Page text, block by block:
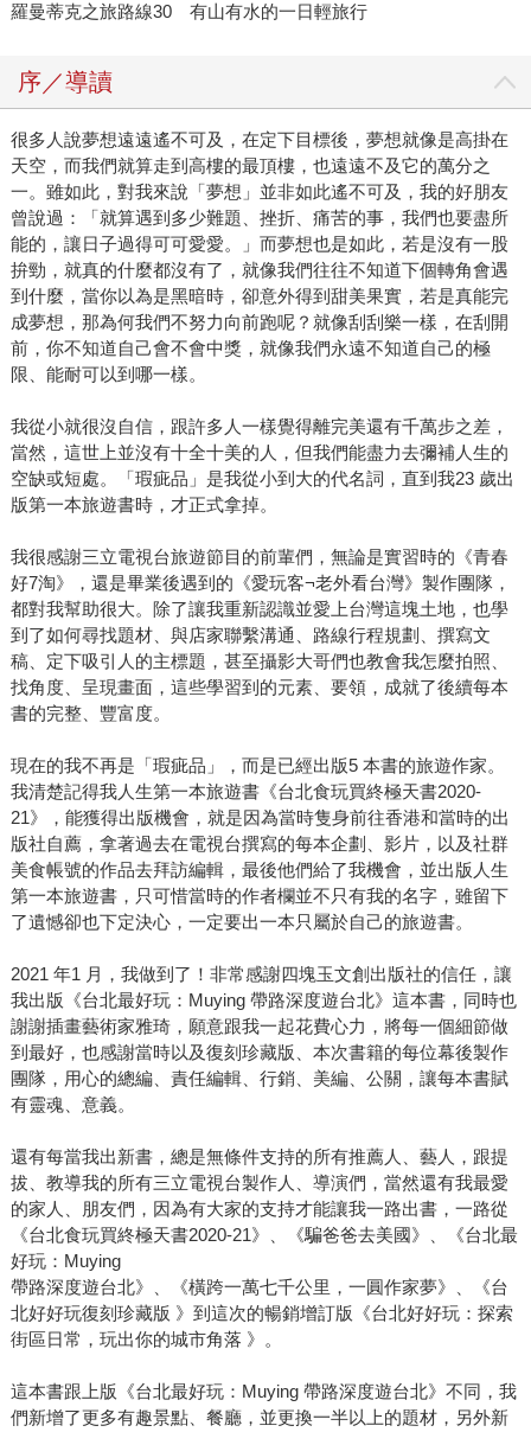
羅曼蒂克之旅路線30 有山有水的一日輕旅行
序／導讀
很多人說夢想遠遠遙不可及，在定下目標後，夢想就像是高掛在
天空，而我們就算走到高樓的最頂樓，也遠遠不及它的萬分之
一。雖如此，對我來說「夢想」並非如此遙不可及，我的好朋友
曾說過：「就算遇到多少難題、挫折、痛苦的事，我們也要盡所
能的，讓日子過得可可愛愛。」而夢想也是如此，若是沒有一股
拚勁，就真的什麼都沒有了，就像我們往往不知道下個轉角會遇
到什麼，當你以為是黑暗時，卻意外得到甜美果實，若是真能完
成夢想，那為何我們不努力向前跑呢？就像刮刮樂一樣，在刮開
前，你不知道自己會不會中獎，就像我們永遠不知道自己的極
限、能耐可以到哪一樣。
我從小就很沒自信，跟許多人一樣覺得離完美還有千萬步之差，
當然，這世上並沒有十全十美的人，但我們能盡力去彌補人生的
空缺或短處。「瑕疵品」是我從小到大的代名詞，直到我23 歲出
版第一本旅遊書時，才正式拿掉。
我很感謝三立電視台旅遊節目的前輩們，無論是實習時的《青春
好7淘》，還是畢業後遇到的《愛玩客¬老外看台灣》製作團隊，
都對我幫助很大。除了讓我重新認識並愛上台灣這塊土地，也學
到了如何尋找題材、與店家聯繫溝通、路線行程規劃、撰寫文
稿、定下吸引人的主標題，甚至攝影大哥們也教會我怎麼拍照、
找角度、呈現畫面，這些學習到的元素、要領，成就了後續每本
書的完整、豐富度。
現在的我不再是「瑕疵品」，而是已經出版5 本書的旅遊作家。
我清楚記得我人生第一本旅遊書《台北食玩買終極天書2020-
21》，能獲得出版機會，就是因為當時隻身前往香港和當時的出
版社自薦，拿著過去在電視台撰寫的每本企劃、影片，以及社群
美食帳號的作品去拜訪編輯，最後他們給了我機會，並出版人生
第一本旅遊書，只可惜當時的作者欄並不只有我的名字，雖留下
了遺憾卻也下定決心，一定要出一本只屬於自己的旅遊書。
2021 年1 月，我做到了！非常感謝四塊玉文創出版社的信任，讓
我出版《台北最好玩：Muying 帶路深度遊台北》這本書，同時也
謝謝插畫藝術家雅琦，願意跟我一起花費心力，將每一個細節做
到最好，也感謝當時以及復刻珍藏版、本次書籍的每位幕後製作
團隊，用心的總編、責任編輯、行銷、美編、公關，讓每本書賦
有靈魂、意義。
還有每當我出新書，總是無條件支持的所有推薦人、藝人，跟提
拔、教導我的所有三立電視台製作人、導演們，當然還有我最愛
的家人、朋友們，因為有大家的支持才能讓我一路出書，一路從
《台北食玩買終極天書2020-21》、《騙爸爸去美國》、《台北最
好玩：Muying
帶路深度遊台北》、《橫跨一萬七千公里，一圓作家夢》、《台
北好好玩復刻珍藏版 》到這次的暢銷增訂版《台北好好玩：探索
街區日常，玩出你的城市角落 》。
這本書跟上版《台北最好玩：Muying 帶路深度遊台北》不同，我
們新增了更多有趣景點、餐廳，並更換一半以上的題材，另外新